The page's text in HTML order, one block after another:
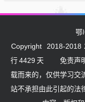
鄂
Copyright 2018-2018
行4429 天
免责声明
载而来的，仅供学习交
站不承担由此引起的法